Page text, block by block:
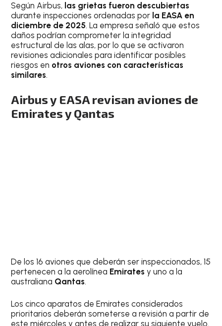
Según Airbus, las grietas fueron descubiertas
durante inspecciones ordenadas por la EASA en
diciembre de 2025. La empresa señaló que estos
daños podrían comprometer la integridad
estructural de las alas, por lo que se activaron
revisiones adicionales para identificar posibles
riesgos en otros aviones con características
similares.
Airbus y EASA revisan aviones de
Emirates y Qantas
De los 16 aviones que deberán ser inspeccionados, 15
pertenecen a la aerolínea Emirates y uno a la
australiana Qantas.
Los cinco aparatos de Emirates considerados
prioritarios deberán someterse a revisión a partir de
este miércoles y antes de realizar su siguiente vuelo.